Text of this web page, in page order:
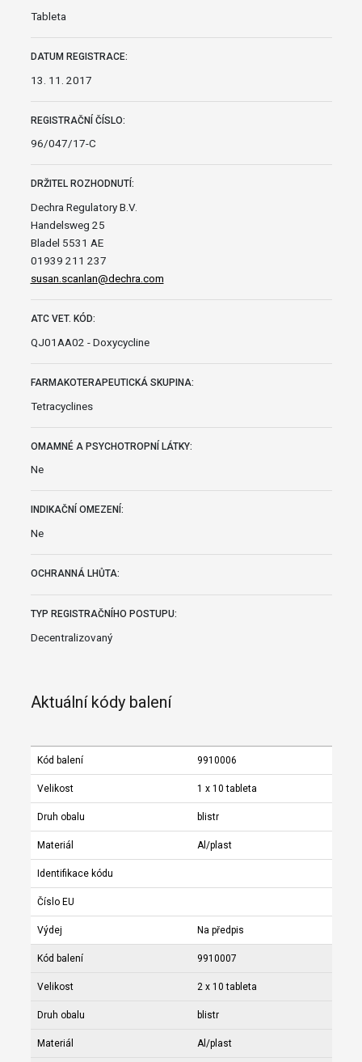
Tableta
DATUM REGISTRACE:
13. 11. 2017
REGISTRAČNÍ ČÍSLO:
96/047/17-C
DRŽITEL ROZHODNUTÍ:
Dechra Regulatory B.V.
Handelsweg 25
Bladel 5531 AE
01939 211 237
susan.scanlan@dechra.com
ATC VET. KÓD:
QJ01AA02 - Doxycycline
FARMAKOTERAPEUTICKÁ SKUPINA:
Tetracyclines
OMAMNÉ A PSYCHOTROPNÍ LÁTKY:
Ne
INDIKAČNÍ OMEZENÍ:
Ne
OCHRANNÁ LHŮTA:
TYP REGISTRAČNÍHO POSTUPU:
Decentralizovaný
Aktuální kódy balení
Kód balení 9910006
Velikost 1 x 10 tableta
Druh obalu blistr
Materiál Al/plast
Identifikace kódu
Číslo EU
Výdej Na předpis
Kód balení 9910007
Velikost 2 x 10 tableta
Druh obalu blistr
Materiál Al/plast